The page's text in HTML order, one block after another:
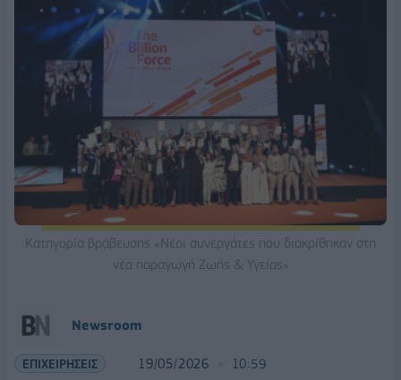
Κατηγορία βράβευσης «Νέοι συνεργάτες που διακρίθηκαν στη
νέα παραγωγή Ζωής & Υγείας»
Νewsroom
ΕΠΙΧΕΙΡΗΣΕΙΣ 19/05/2026 10:59